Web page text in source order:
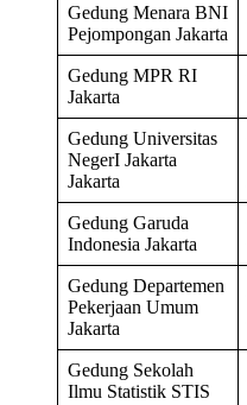
Gedung Menara BNI
Pejompongan Jakarta
Gedung MPR RI
Jakarta
Gedung Universitas
NegerI Jakarta
Jakarta
Gedung Garuda
Indonesia Jakarta
Gedung Departemen
Pekerjaan Umum
Jakarta
Gedung Sekolah
Ilmu Statistik STIS